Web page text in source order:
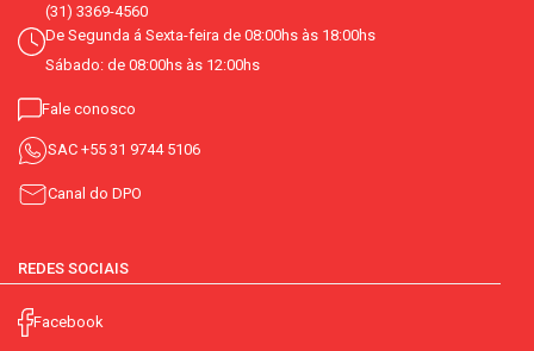
(31) 3369-4560
De Segunda á Sexta-feira de 08:00hs às 18:00hs
Sábado: de 08:00hs às 12:00hs
Fale conosco
SAC +55 31 9744 5106
Canal do DPO
REDES SOCIAIS
Facebook